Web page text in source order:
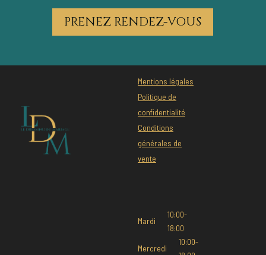
PRENEZ RENDEZ-VOUS
Mentions légales
Politique de
confidentialité
Conditions
générales de
vente
Mardi
10:00-
18:00
Mercredi
10:00-